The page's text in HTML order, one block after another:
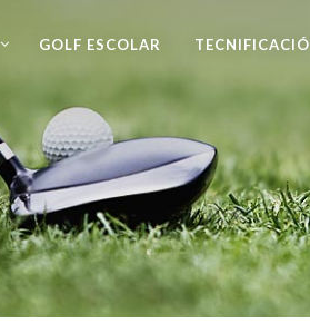
GOLF ESCOLAR TECNIFICACIÓ